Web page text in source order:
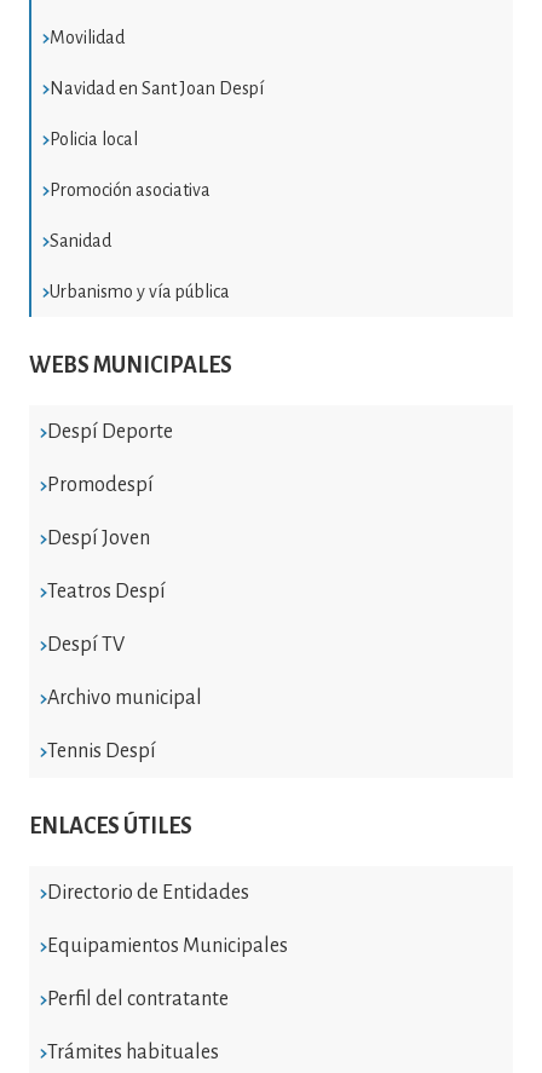
Movilidad
Navidad en Sant Joan Despí
Policia local
Promoción asociativa
Sanidad
Urbanismo y vía pública
WEBS MUNICIPALES
Despí Deporte
Promodespí
Despí Joven
Teatros Despí
Despí TV
Archivo municipal
Tennis Despí
ENLACES ÚTILES
Directorio de Entidades
Equipamientos Municipales
Perfil del contratante
Trámites habituales